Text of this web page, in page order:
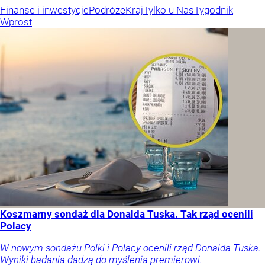
Finanse i inwestycjePodróżeKrajTylko u NasTygodnik
Wprost
Koszmarny sondaż dla Donalda Tuska. Tak rząd ocenili
Polacy
W nowym sondażu Polki i Polacy ocenili rząd Donalda Tuska.
Wyniki badania dadzą do myślenia premierowi.